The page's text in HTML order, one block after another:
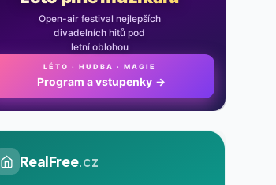
Open-air festival nejlepších
divadelních hitů pod
letní oblohou
LÉTO · HUDBA · MAGIE
Program a vstupenky →
RealFree.cz